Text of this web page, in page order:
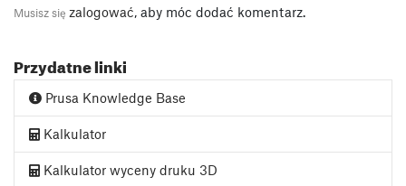
Musisz się zalogować, aby móc dodać komentarz.
Przydatne linki
Prusa Knowledge Base
Kalkulator
Kalkulator wyceny druku 3D